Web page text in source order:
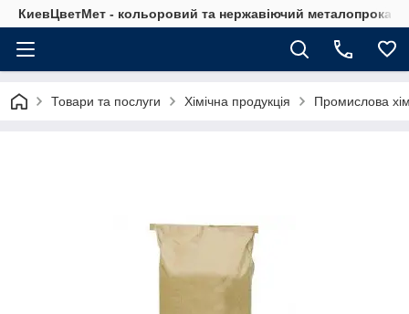
КиевЦветМет - кольоровий та нержавіючий металопрокат.
Товари та послуги Хімічна продукція Промислова